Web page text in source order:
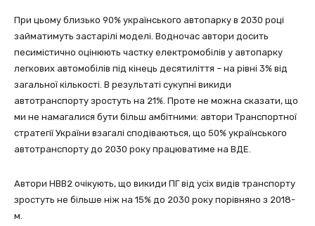
При цьому близько 90% українського автопарку в 2030 році
займатимуть застарілі моделі. Водночас автори досить
песимістично оцінюють частку електромобілів у автопарку
легкових автомобілів під кінець десятиліття – на рівні 3% від
загальної кількості. В результаті сукупні викиди
автотранспорту зростуть на 21%. Проте не можна сказати, що
ми не намагалися бути більш амбітними: автори Транспортної
стратегії України взагалі сподіваються, що 50% українського
автотранспорту до 2030 року працюватиме на ВДЕ.
Автори НВВ2 очікують, що викиди ПГ від усіх видів транспорту
зростуть не більше ніж на 15% до 2030 року порівняно з 2018-
м.